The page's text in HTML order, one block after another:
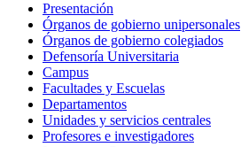
Presentación
Órganos de gobierno unipersonales
Órganos de gobierno colegiados
Defensoría Universitaria
Campus
Facultades y Escuelas
Departamentos
Unidades y servicios centrales
Profesores e investigadores